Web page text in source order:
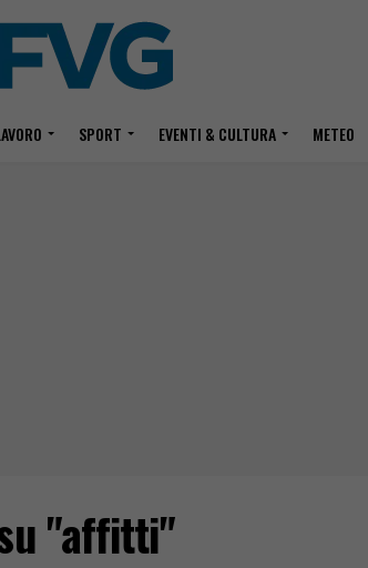
SPORT EVENTI & CULTURA METEO
"affitti"